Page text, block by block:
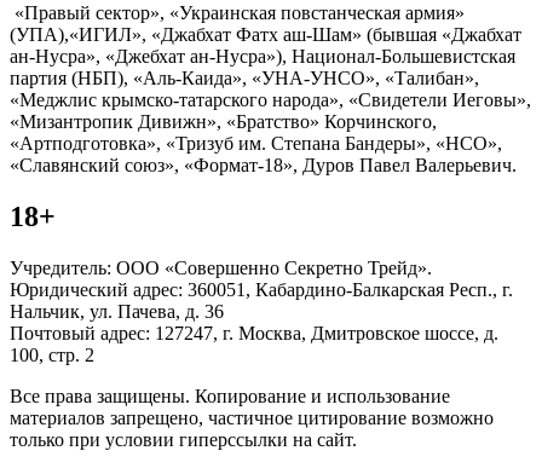
«Правый сектор», «Украинская повстанческая армия»
(УПА),«ИГИЛ», «Джабхат Фатх аш-Шам» (бывшая «Джабхат
ан-Нусра», «Джебхат ан-Нусра»), Национал-Большевистская
партия (НБП), «Аль-Каида», «УНА-УНСО», «Талибан»,
«Меджлис крымско-татарского народа», «Свидетели Иеговы»,
«Мизантропик Дивижн», «Братство» Корчинского,
«Артподготовка», «Тризуб им. Степана Бандеры», «НСО»,
«Славянский союз», «Формат-18», Дуров Павел Валерьевич.
18+
Учредитель: ООО «Совершенно Секретно Трейд».
Юридический адрес: 360051, Кабардино-Балкарская Респ., г.
Нальчик, ул. Пачева, д. 36
Почтовый адрес: 127247, г. Москва, Дмитровское шоссе, д.
100, стр. 2
Все права защищены. Копирование и использование
материалов запрещено, частичное цитирование возможно
только при условии гиперссылки на сайт.